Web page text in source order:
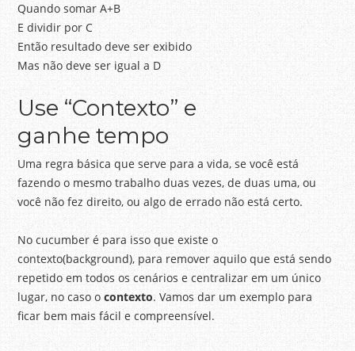
Quando somar A+B
E dividir por C
Então resultado deve ser exibido
Mas não deve ser igual a D
Use “Contexto” e
ganhe tempo
Uma regra básica que serve para a vida, se você está
fazendo o mesmo trabalho duas vezes, de duas uma, ou
você não fez direito, ou algo de errado não está certo.
No cucumber é para isso que existe o
contexto(background), para remover aquilo que está sendo
repetido em todos os cenários e centralizar em um único
lugar, no caso ocontexto. Vamos dar um exemplo para
ficar bem mais fácil e compreensível.